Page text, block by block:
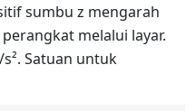
sumbu z mengarah
melalui layar.
Satuan untuk